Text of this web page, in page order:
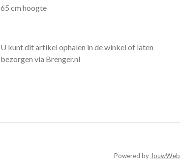
65 cm hoogte
U kunt dit artikel ophalen in de winkel of laten
bezorgen via Brenger.nl
Powered byJouwWeb